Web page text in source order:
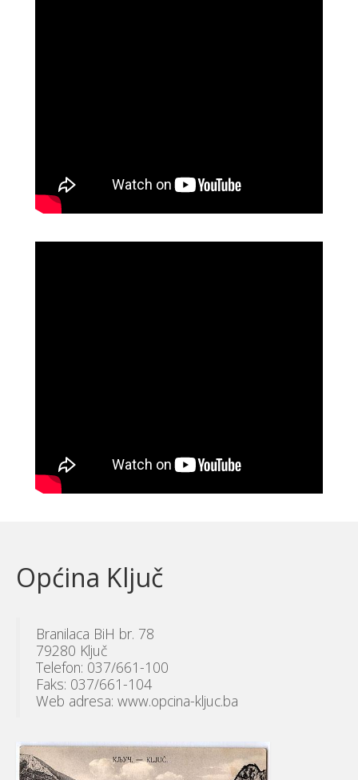
Općina Ključ
Branilaca BiH br. 78
79280 Ključ
Telefon: 037/661-100
Faks: 037/661-104
Web adresa: www.opcina-kljuc.ba